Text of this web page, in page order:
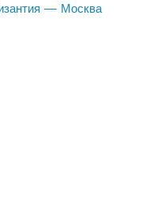
— Москва